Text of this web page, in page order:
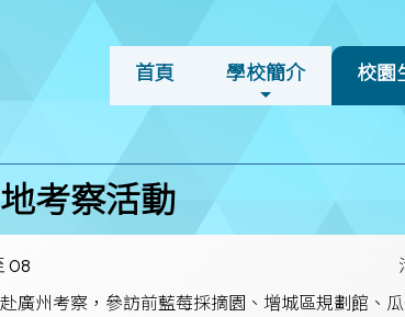
首頁 學校簡介 校園
考察活動
08
廣州考察，參訪前藍莓採摘園、增城區規劃館、